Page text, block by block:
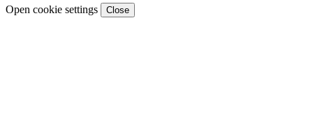
Open cookie settings Close